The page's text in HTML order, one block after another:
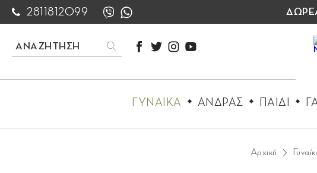
2811812099
ΓΥΝΑΙΚΑ ΑΝΔΡΑΣ ΠΑΙΔΙ
Αρχική